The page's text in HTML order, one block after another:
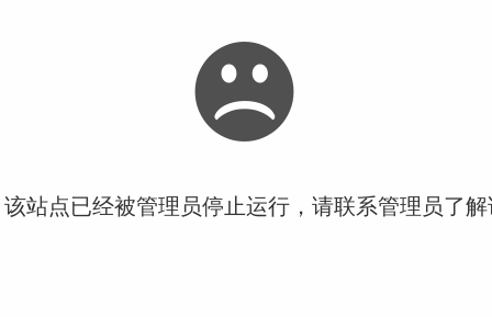
站点已经被管理员停止运行，请联系管理员了